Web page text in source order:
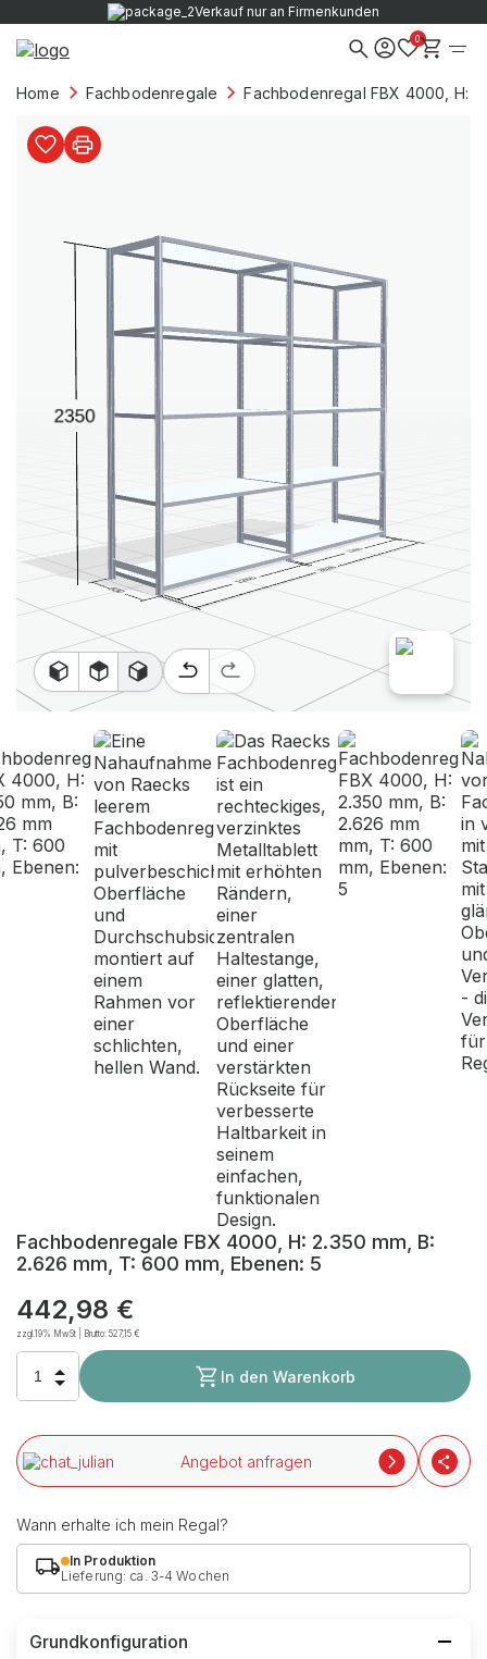
Verkauf nur an Firmenkunden
0
Home Fachbodenregale Fachbodenregal FBX 4000, H:
Fachbodenregale FBX 4000, H: 2.350 mm, B:
2.626 mm, T: 600 mm, Ebenen: 5
442,98 €
zzgl.19% MwSt | Brutto:527,15 €
In den Warenkorb
Angebot anfragen
Wann erhalte ich mein Regal?
In Produktion
Lieferung: ca. 3-4 Wochen
Grundkonfiguration